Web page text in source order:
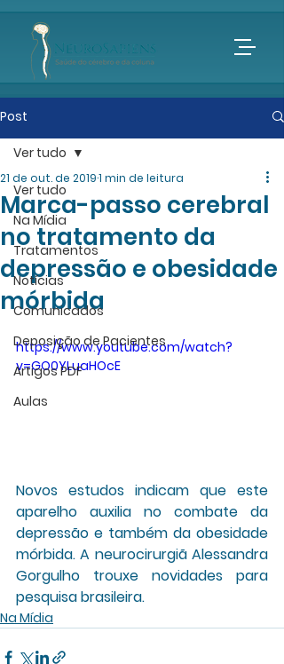
Post
Ver tudo
Na Mídia
Tratamentos
Notícias
Comunicados
Deposição de Pacientes
Artigos PDF
Aulas
Ver tudo
Marca-passo cerebral
no tratamento da
depressão e obesidade
mórbida
21 de out. de 20191 min de leitura
https://www.youtube.com/watch?
v=GO0YLuaHOcE
Novos estudos indicam que este
aparelho auxilia no combate da
depressão e também da obesidade
mórbida. A neurocirurgiã Alessandra
Gorgulho trouxe novidades para
pesquisa brasileira.
Na Mídia